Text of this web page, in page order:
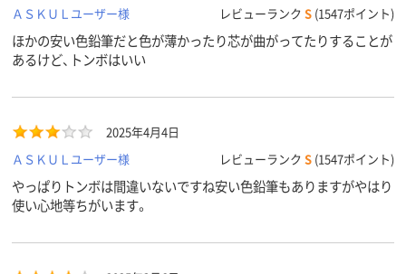
商品環境
スコア
30 20
ＡＳＫＵＬユーザー様
レビューランク S (1547ポイント)
ほかの安い色鉛筆だと色が薄かったり芯が曲がってたりすることが
あるけど、トンボはいい
2025年4月4日
ＡＳＫＵＬユーザー様
レビューランク S (1547ポイント)
やっぱりトンボは間違いないですね安い色鉛筆もありますがやはり
使い心地等ちがいます。